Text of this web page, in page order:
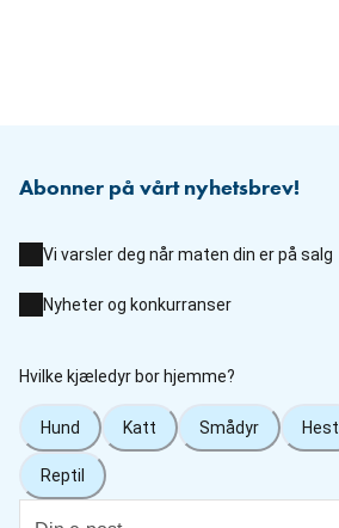
Abonner på vårt nyhetsbrev!
Vi varsler deg når maten din er på salg
Nyheter og konkurranser
Hvilke kjæledyr bor hjemme?
Hund Katt Smådyr Hest
Reptil